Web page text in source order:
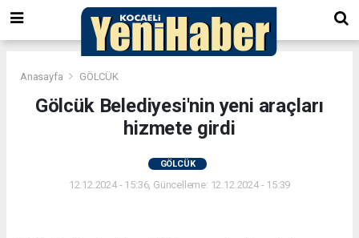
Anasayfa GÖLCÜK
Gölcük Belediyesi'nin yeni araçları
hizmete girdi
GÖLCÜK
12.12.2024 - 15:36, Güncelleme: 12.12.2024 - 15:39